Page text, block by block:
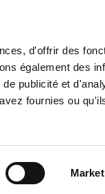
d'offrir des
également des
publicité et
fournies ou
dans les Landes